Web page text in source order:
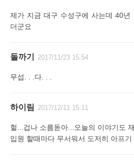
제가 지금 대구 수성구에 사는데 40
더군요
돌까기 2017/11/23 15:54
무섭. . .다. . .
하이림 2017/12/11 15:11
헐...겁나 소름돋아...오늘의 이야기도
입원 할때마다 무서워서 도저히 아프기